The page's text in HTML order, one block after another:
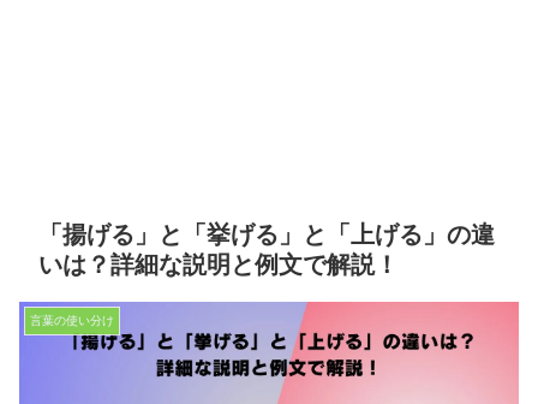
「揚げる」と「挙げる」と「上げる」の違
いは？詳細な説明と例文で解説！
言葉の使い分け